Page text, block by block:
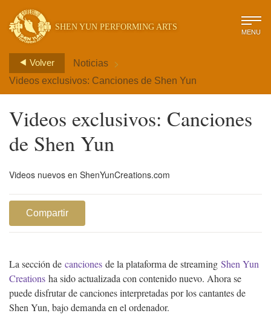
SHEN YUN PERFORMING ARTS MENU
Volver Noticias >
Videos exclusivos: Canciones de Shen Yun
Videos exclusivos: Canciones
de Shen Yun
Videos nuevos en ShenYunCreations.com
Compartir
La sección de canciones de la plataforma de streaming Shen Yun
Creations ha sido actualizada con contenido nuevo. Ahora se
puede disfrutar de canciones interpretadas por los cantantes de
Shen Yun, bajo demanda en el ordenador.